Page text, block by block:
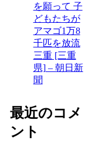
を願って 子
どもたちが
アマゴ1万8
千匹を放流
三重 [三重
県] – 朝日新
聞
最近のコメ
ント